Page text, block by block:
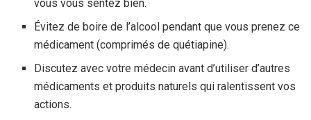
vous vous sentez bien.
Évitez de boire de l’alcool pendant que vous prenez ce
médicament (comprimés de quétiapine).
Discutez avec votre médecin avant d’utiliser d’autres
médicaments et produits naturels qui ralentissent vos
actions.